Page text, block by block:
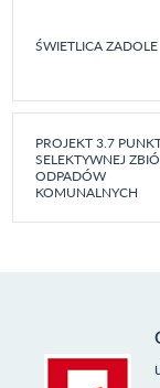
ŚWIETLICA ZADOLE
PROJEKT 3.7
SELEKTYWNEJ
ODPADÓW
KOMUNALNYCH